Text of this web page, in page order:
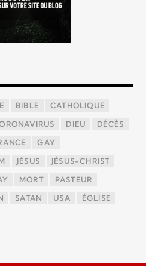
BIBLE CATHOLIQUE
DIEU DÉCÈS
GAY
JÉSUS JÉSUS-CHRIST
MORT PASTEUR
SATAN USA ÉGLISE